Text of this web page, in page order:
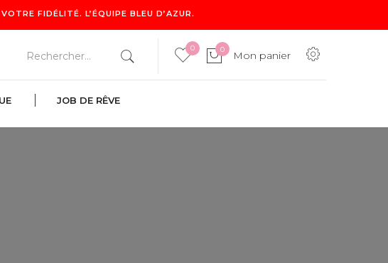
FIDÉLITÉ. L’ÉQUIPE BLEU D’AZUR.
Mon panier
0
0
JOB DE RÊVE
0